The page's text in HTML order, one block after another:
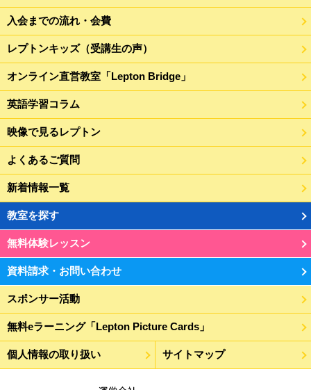
入会までの流れ・会費
レプトンキッズ（受講生の声）
オンライン直営教室「Lepton Bridge」
英語学習コラム
映像で見るレプトン
よくあるご質問
新着情報一覧
教室を探す
無料体験レッスン
資料請求・お問い合わせ
スポンサー活動
無料eラーニング「Lepton Picture Cards」
個人情報の取り扱い サイトマップ